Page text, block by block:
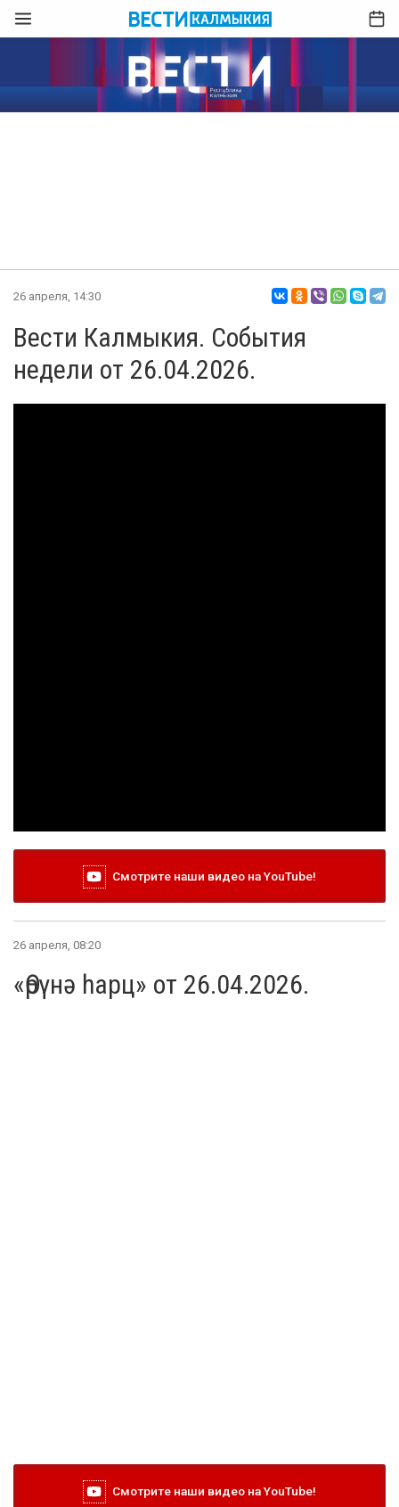
26 апреля, 14:30
Вести Калмыкия. События
недели от 26.04.2026.
Смотрите наши видео на YouTube!
26 апреля, 08:20
«Өрүнә һарц» от 26.04.2026.
Смотрите наши видео на YouTube!